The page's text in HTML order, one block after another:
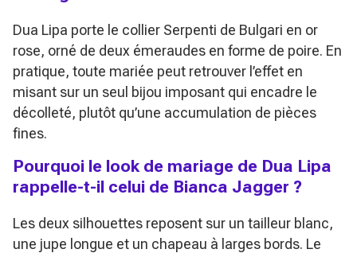
Dua Lipa porte le collier Serpenti de Bulgari en or
rose, orné de deux émeraudes en forme de poire. En
pratique, toute mariée peut retrouver l’effet en
misant sur un seul bijou imposant qui encadre le
décolleté, plutôt qu’une accumulation de pièces
fines.
Pourquoi le look de mariage de Dua Lipa
rappelle-t-il celui de Bianca Jagger ?
Les deux silhouettes reposent sur un tailleur blanc,
une jupe longue et un chapeau à larges bords. Le